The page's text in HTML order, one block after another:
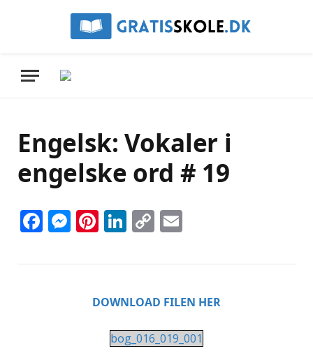
Engelsk: Vokaler i
engelske ord # 19
Facebook
Messenger
Pinterest
LinkedIn
Copy
DOWNLOAD FILEN HER
bog_016_019_001